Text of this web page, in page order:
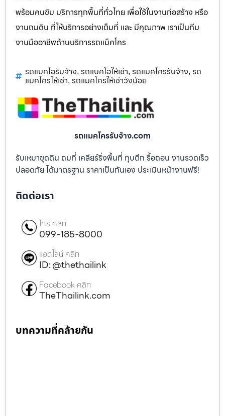
พร้อมคนขับ บริการทุกพื้นที่ทั่วไทย เพื่อใช้ในงานก่อสร้าง หรือ
งานถมดิน ที่ให้บริการอย่างเต็มที่ และ มีคุณภาพ เราเป็นทีม
งานมืออาชีพด้านบริการรถแม็คโคร
รถแบคโฮรับจ้าง, รถแบคโฮให้เช่า, รถแมคโครรับจ้าง, รถ
แมคโครให้เช่า, รถแมคโครให้เช่าวังน้อย
รถแมคโครรับจ้าง.com
รับเหมาขุดดิน ถมที่ เคลียร์ริ่งพื้นที่ ทุบตึก รื้อถอน งานรวดเร็ว
ปลอดภัย ได้มาตรฐาน ราคาเป็นกันเอง ประเมินหน้างานฟรี!
ติดต่อเรา
โทร คลิก
099-185-8000
แอดไลน์ คลิก
ID: @thethailink
Facebook คลิก
TheThailink.com
บทความที่คล้ายกัน